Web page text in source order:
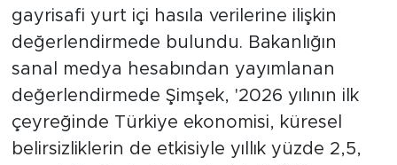
gayrisafi yurt içi hasıla verilerine ilişkin
değerlendirmede bulundu. Bakanlığın
sanal medya hesabından yayımlanan
değerlendirmede Şimşek, '2026 yılının ilk
çeyreğinde Türkiye ekonomisi, küresel
belirsizliklerin de etkisiyle yıllık yüzde 2,5,